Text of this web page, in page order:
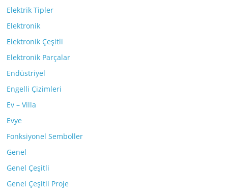
Elektrik Tipler
Elektronik
Elektronik Çeşitli
Elektronik Parçalar
Endüstriyel
Engelli Çizimleri
Ev – Villa
Evye
Fonksiyonel Semboller
Genel
Genel Çeşitli
Genel Çeşitli Proje